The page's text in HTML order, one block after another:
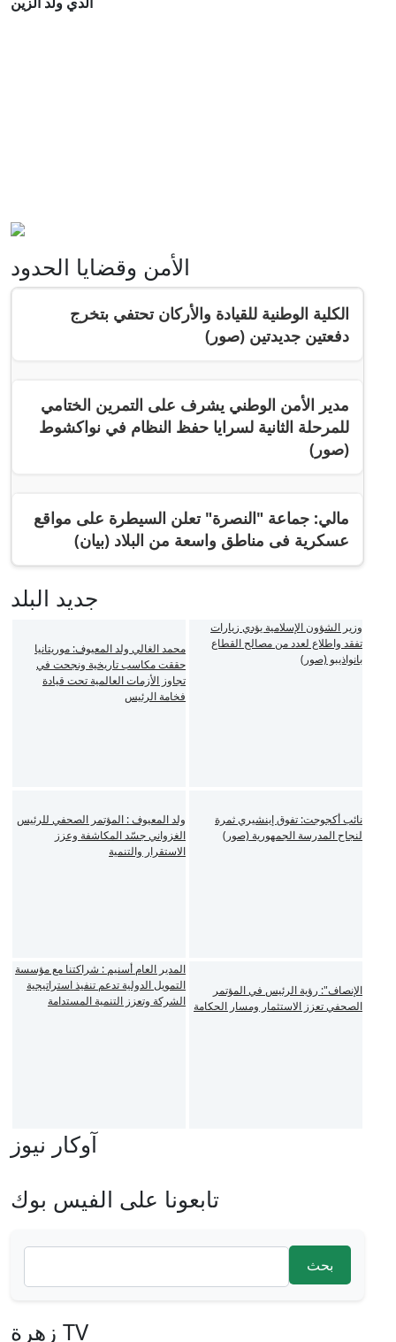
الأمن وقضايا الحدود
الكلية الوطنية للقيادة والأركان تحتفي بتخرج
دفعتين جديدتين (صور)
مدير الأمن الوطني يشرف على التمرين الختامي
للمرحلة الثانية لسرايا حفظ النظام في نواكشوط
(صور)
مالي: جماعة "النصرة" تعلن السيطرة على مواقع
عسكرية فى مناطق واسعة من البلاد (بيان)
جديد البلد
وزير الشؤون الإسلامية يؤدي زيارات
تفقد واطلاع لعدد من مصالح القطاع
بانواذيبو (صور)
محمد الغالي ولد المعيوف: موريتانيا
حققت مكاسب تاريخية ونجحت في
تجاوز الأزمات العالمية تحت قيادة
فخامة الرئيس
نائب أكجوجت: تفوق إينشيري ثمرة
لنجاح المدرسة الجمهورية (صور)
ولد المعيوف : المؤتمر الصحفي للرئيس
الغزواني جسّد المكاشفة وعزز
الاستقرار والتنمية
الإنصاف": رؤية الرئيس في المؤتمر
الصحفي تعزز الاستثمار ومسار الحكامة
المدير العام أسنيم : شراكتنا مع مؤسسة
التمويل الدولية تدعم تنفيذ استراتيجية
الشركة وتعزز التنمية المستدامة
آوكار نيوز
تابعونا على الفيس بوك
استمارة البحث
‏بحث ‏
زهرة TV